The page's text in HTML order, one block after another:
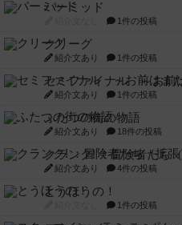
パーミッド
1件の投稿
クリーグ
紹介文あり 1件の投稿
セミファイナル ～お前
紹介文あり 1件の投稿
ふたつの街の物語
紹介文あり 18件の投稿
クランク! ：冒険者たち（
紹介文あり 4件の投稿
とうほうの！
1件の投稿